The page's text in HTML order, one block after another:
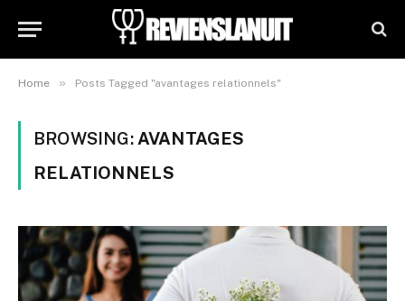
Home » Posts Tagged "avantages relationnels"
BROWSING: AVANTAGES
RELATIONNELS